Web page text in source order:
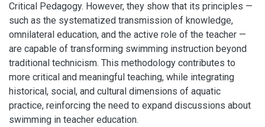
Critical Pedagogy. However, they show that its principles —
such as the systematized transmission of knowledge,
omnilateral education, and the active role of the teacher —
are capable of transforming swimming instruction beyond
traditional technicism. This methodology contributes to
more critical and meaningful teaching, while integrating
historical, social, and cultural dimensions of aquatic
practice, reinforcing the need to expand discussions about
swimming in teacher education.